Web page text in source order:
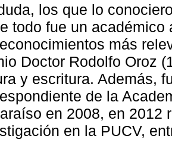
los que lo
todo fue un
más
Doctor Rodolfo Oroz
y escritura. Además,
de la
en 2008, en 2012
en la PUCV,